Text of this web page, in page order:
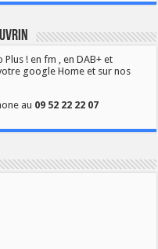
Plus ! en fm , en DAB+ et
google Home et sur nos
au 09 52 22 22 07